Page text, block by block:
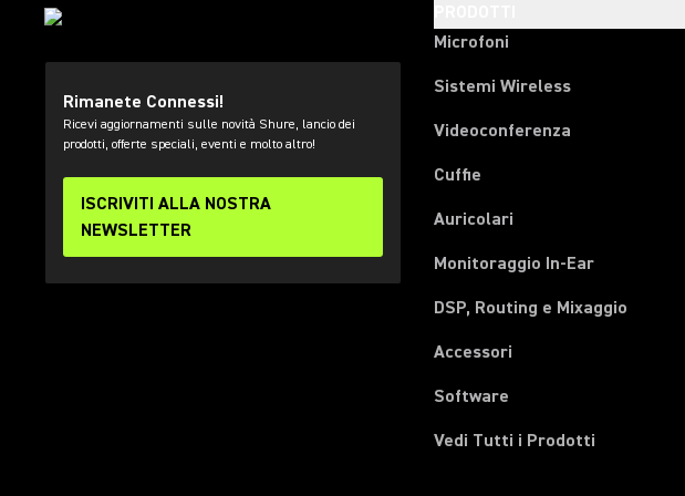
Rimanete Connessi!
Ricevi aggiornamenti sulle novità Shure, lancio dei
prodotti, offerte speciali, eventi e molto altro!
ISCRIVITI ALLA NOSTRA
NEWSLETTER
Microfoni
Sistemi Wireless
Videoconferenza
Cuffie
Auricolari
Monitoraggio In-Ear
DSP, Routing e Mixaggio
Accessori
Software
Vedi Tutti i Prodotti